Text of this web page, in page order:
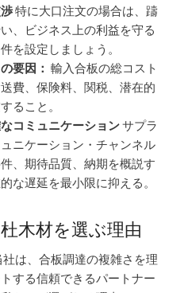
特に大口注文の場合は、躊
、ビジネス上の利益を守る
を設定しましょう。
要因： 輸入合板の総コスト
費、保険料、関税、潜在的
ること。
コミュニケーションサプラ
ニケーション・チャンネル
、期待品質、納期を概説す
な遅延を最小限に抑える。
木材を選ぶ理由
社は、合板調達の複雑さを理
する信頼できるパートナー